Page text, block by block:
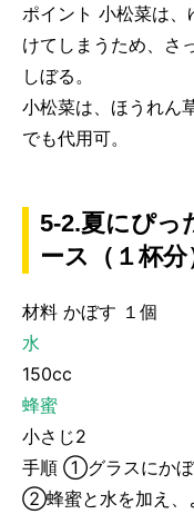
ポイント 小松菜は
けてしまうため、さ
しぼる。
小松菜は、ほうれん
でも代用可。
5-2.夏にぴっ
ース（１杯分
材料 かぼす １個
水
150cc
蜂蜜
小さじ2
手順 ①グラスにかぼ
②蜂蜜と水を加え、